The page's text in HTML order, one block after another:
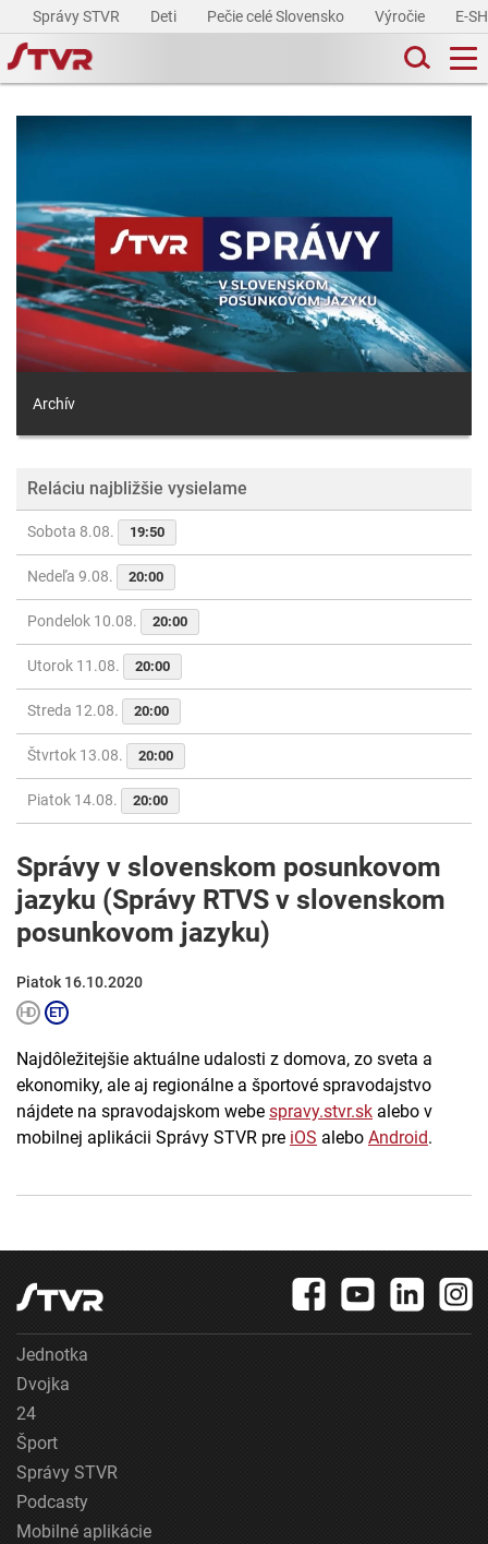
Správy STVR Deti Pečie celé Slovensko Výročie E-
Archív
Reláciu najbližšie vysielame
Sobota 8.08. 19:50
Nedeľa 9.08. 20:00
Pondelok 10.08. 20:00
Utorok 11.08. 20:00
Streda 12.08. 20:00
Štvrtok 13.08. 20:00
Piatok 14.08. 20:00
Správy v slovenskom posunkovom
jazyku (Správy RTVS v slovenskom
posunkovom jazyku)
Piatok 16.10.2020
Najdôležitejšie aktuálne udalosti z domova, zo sveta a
ekonomiky, ale aj regionálne a športové spravodajstvo
nájdete na spravodajskom webe spravy.stvr.sk alebo v
mobilnej aplikácii Správy STVR pre iOS alebo Android.
Jednotka
Dvojka
24
Šport
Správy STVR
Podcasty
Mobilné aplikácie